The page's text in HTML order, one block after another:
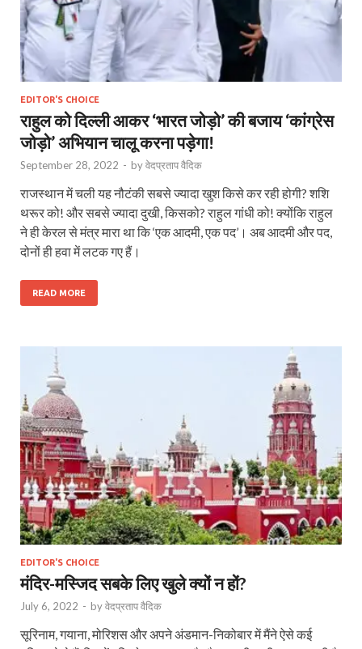
EDITOR'S CHOICE
राहुल को दिल्ली आकर ‘भारत जोड़ो’ की बजाय ‘कांग्रेस
जोड़ो’ अभियान चालू करना पड़ेगा!
September 28, 2022 - byवेदप्रताप वैदिक
राजस्थान में चली यह नौटंकी सबसे ज्यादा खुश किसे कर रही होगी? शशि
थरूर को! और सबसे ज्यादा दुखी, किसको? राहुल गांधी को! क्योंकि राहुल
ने ही केरल से मंत्र मारा था कि ‘एक आदमी, एक पद’। अब आदमी और पद,
दोनों ही हवा में लटक गए हैं।
READ MORE
EDITOR'S CHOICE
मंदिर-मस्जिद सबके लिए खुले क्यों न हों?
July 6, 2022 - byवेदप्रताप वैदिक
सूरिनाम, गयाना, मोरिशस और अपने अंडमान-निकोबार में मैंने ऐसे कई